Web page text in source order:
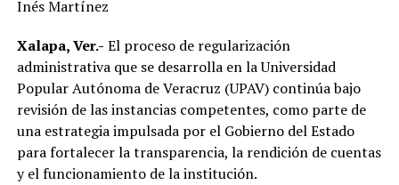
Inés Martínez
Xalapa, Ver.- El proceso de regularización
administrativa que se desarrolla en la Universidad
Popular Autónoma de Veracruz (UPAV) continúa bajo
revisión de las instancias competentes, como parte de
una estrategia impulsada por el Gobierno del Estado
para fortalecer la transparencia, la rendición de cuentas
y el funcionamiento de la institución.